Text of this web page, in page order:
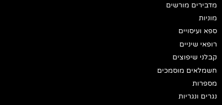
מדבירים מורשים
מוניות
ספא ועיסויים
רופאי שיניים
קבלני שיפוצים
חשמלאים מוסמכים
מספרות
נגרים ונגריות